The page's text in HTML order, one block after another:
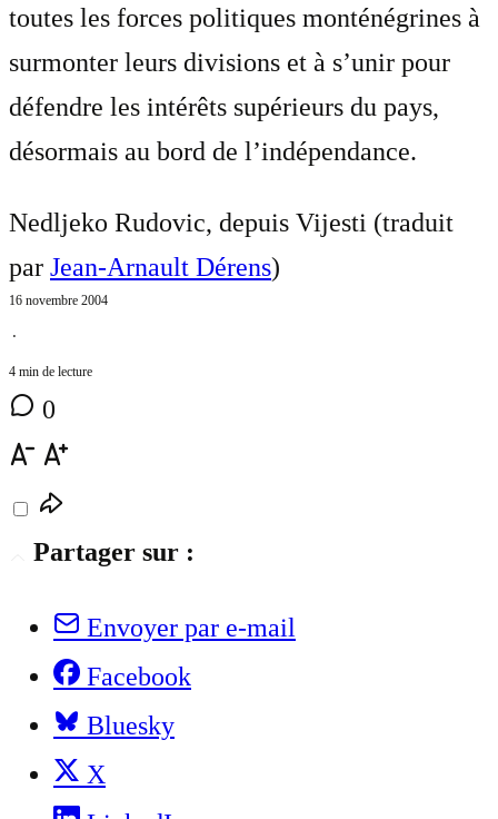
toutes les forces politiques monténégrines à
surmonter leurs divisions et à s’unir pour
défendre les intérêts supérieurs du pays,
désormais au bord de l’indépendance.
Nedljeko Rudovic, depuis Vijesti (traduit
par Jean-Arnault Dérens)
16 novembre 2004
⋅
4 min de lecture
0
Partager sur :
Envoyer par e-mail
Facebook
Bluesky
X